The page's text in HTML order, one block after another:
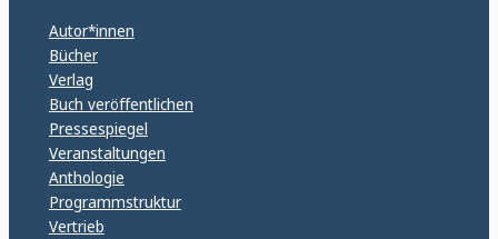
Autor*innen
Bücher
Verlag
Buch veröffentlichen
Pressespiegel
Veranstaltungen
Anthologie
Programmstruktur
Vertrieb